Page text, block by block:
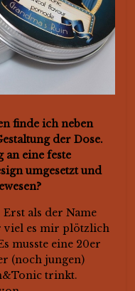
finde ich neben
der Dose.
an eine feste
umgesetzt und
als der Name
viel es mir plötzlich
musste eine 20er
(noch jungen)
trinkt.